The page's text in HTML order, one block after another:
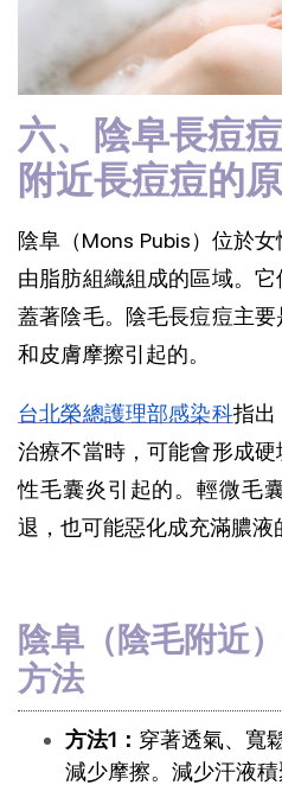
六、陰阜長痘
附近長痘痘的
陰阜（Mons Pubis）位於
由脂肪組織組成的區域。
蓋著陰毛。陰毛長痘痘主
和皮膚摩擦引起的。
台北榮總護理部感染科指出
治療不當時，可能會形成
性毛囊炎引起的。輕微毛
退，也可能惡化成充滿膿液
陰阜（陰毛附近
方法
方法1： 穿著透氣、寬
減少摩擦。減少汗液積